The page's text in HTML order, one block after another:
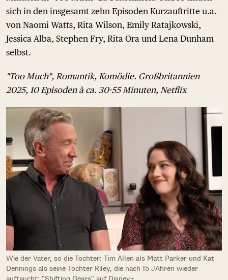
sich in den insgesamt zehn Episoden Kurzauftritte u.a.
von Naomi Watts, Rita Wilson, Emily Ratajkowski,
Jessica Alba, Stephen Fry, Rita Ora und Lena Dunham
selbst.
"Too Much", Romantik, Komödie. Großbritannien
2025, 10 Episoden à ca. 30-55 Minuten, Netflix
Wie der Vater, so die Tochter: Tim Allen als Matt Parker und Kat
Dennings als seine Tochter Riley, die nach 15 JAhren wieder